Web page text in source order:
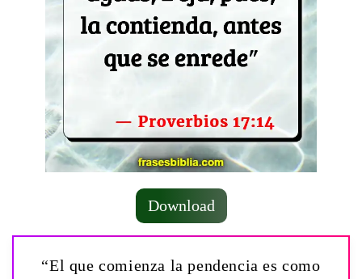
Download
“El que comienza la pendencia es como